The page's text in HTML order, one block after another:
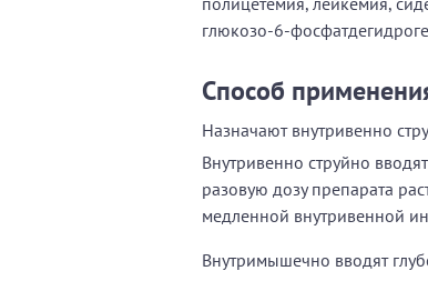
глюкозо-6-
Способ
Назначают внутривенно
Внутривенно струйно
разовую дозу препарата
медленной внутривенной
Внутримышечно вводят